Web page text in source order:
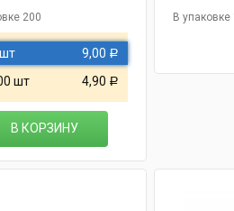
200
9,00 Р
шт 4,90 Р
В КОРЗИНУ
В упаковке